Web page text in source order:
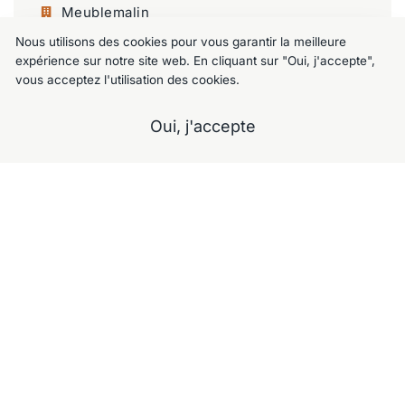
Meublemalin
Chaussée de Charleroi 125, 1060 Saint-
Gilles
meublemalin@hotmail.com
Nous utilisons des cookies pour vous garantir la meilleure
expérience sur notre site web. En cliquant sur "Oui, j'accepte",
vous acceptez l'utilisation des cookies.
Oui, j'accepte